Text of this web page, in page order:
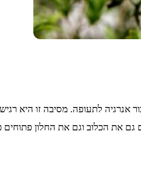
לתעופה. מסיבה זו היא
את הכלוב וגם את החלון פתוחים